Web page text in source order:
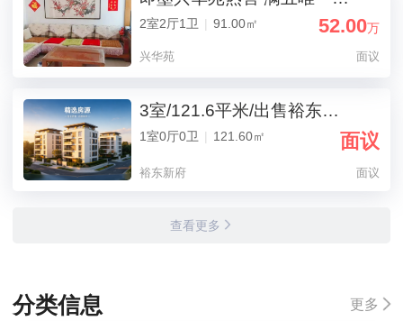
2室2厅1卫 | 91.00㎡ 52.00万
兴华苑 面议
3室/121.6平米/出售裕东新府三期
1室0厅0卫 | 121.60㎡ 面议
裕东新府 面议
查看更多
分类信息 更多